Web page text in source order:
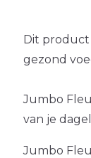
Dit product
gezond
Jumbo
van je
Jumbo